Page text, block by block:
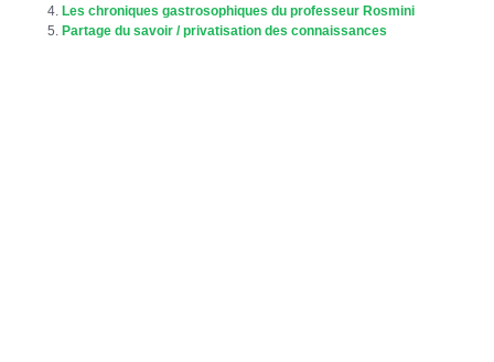
Les chroniques gastrosophiques du professeur Rosmini
Partage du savoir / privatisation des connaissances